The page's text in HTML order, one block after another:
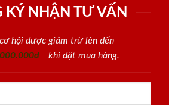
KÝ NHẬN TƯ VẤN
hội được giảm trừ lên đến
khi đặt mua hàng.